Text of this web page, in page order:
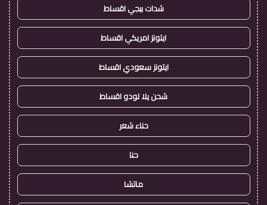
شدات ببجي اقساط
ايتونز امريكي اقساط
ايتونز سعودي اقساط
شحن يلا لودو اقساط
حناء شعر
حنا
ماتشا